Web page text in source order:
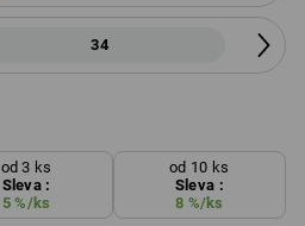
34
od 3 ks
Sleva :
5%/ks
od 10 ks
Sleva :
8 %/ks